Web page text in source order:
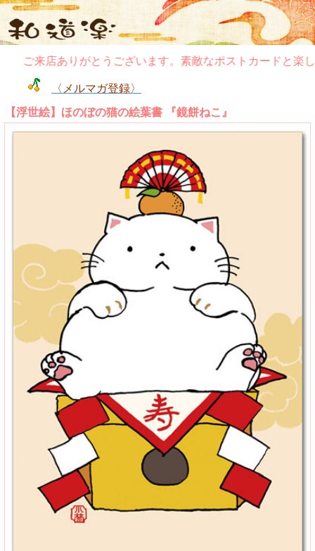
ご来店ありがとうございます。素敵なポストカードと楽し
〈メルマガ登録〉
【浮世絵】ほのぼの猫の絵葉書 『鏡餅ねこ』